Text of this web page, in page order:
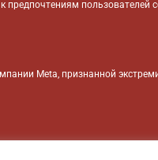
предпочтениям пользователей
Meta, признанной